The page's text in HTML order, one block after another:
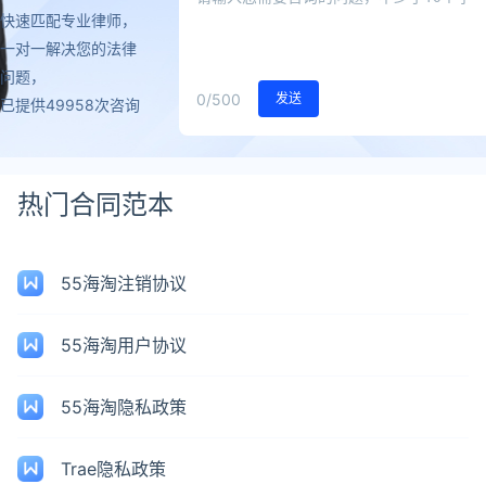
快速匹配专业律师，
一对一解决您的法律
问题，
已提供49958次咨询
0/500 发送
热门合同范本
55海淘注销协议
55海淘用户协议
55海淘隐私政策
Trae隐私政策